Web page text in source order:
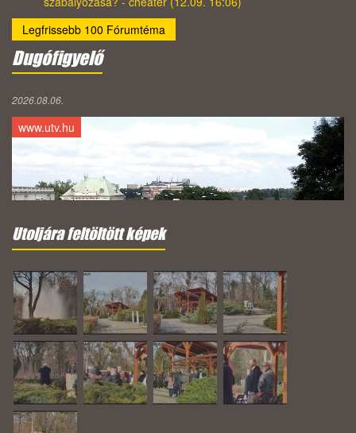
Legfrissebb 100 Fórumtéma
Dugófigyelő
2026.08.06.
www.utv.hu
Utoljára feltöltött képek